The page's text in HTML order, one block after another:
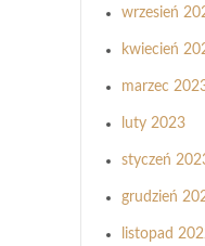
wrzesień
kwiecień
marzec
luty 2023
styczeń
grudzień
listopad